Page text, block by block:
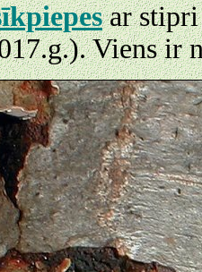
ar stipri
Viens ir